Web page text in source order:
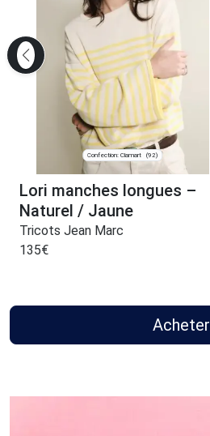
Confection: Clamart (92)
Lori manches longues –
Naturel / Jaune
Tricots Jean Marc
135€
Acheter